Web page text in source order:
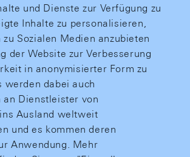
und Dienste zur Verfügung zu
Inhalte zu personalisieren,
zu Sozialen Medien anzubieten
der Website zur Verbesserung
in anonymisierter Form zu
werden dabei auch
an Dienstleister von
Ausland weltweit
und es kommen deren
Anwendung. Mehr